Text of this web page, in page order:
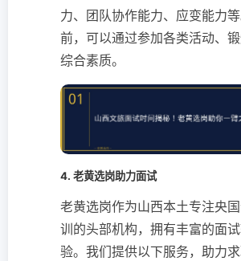
力、团队协作能力、应变能力
前，可以通过参加各类活动、
综合素质。
4. 老黄选岗助力面试
老黄选岗作为山西本土专注央
训的头部机构，拥有丰富的面
验。我们提供以下服务，助力求